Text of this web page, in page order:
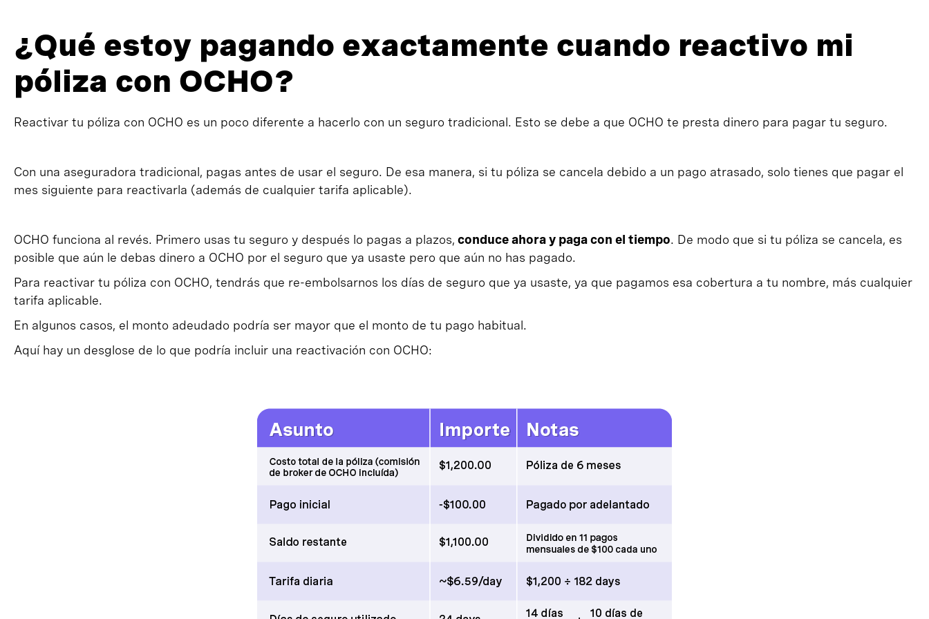
¿Qué estoy pagando exactamente cuando reactivo mi
póliza con OCHO?
Reactivar tu póliza con OCHO es un poco diferente a hacerlo con un seguro tradicional. Esto se debe a que OCHO te presta dinero para pagar tu seguro.
Con una aseguradora tradicional, pagas antes de usar el seguro. De esa manera, si tu póliza se cancela debido a un pago atrasado, solo tienes que pagar el
mes siguiente para reactivarla (además de cualquier tarifa aplicable).
OCHO funciona al revés. Primero usas tu seguro y después lo pagas a plazos, conduce ahora y paga con el tiempo. De modo que si tu póliza se cancela, es
posible que aún le debas dinero a OCHO por el seguro que ya usaste pero que aún no has pagado.
Para reactivar tu póliza con OCHO, tendrás que re-embolsarnos los días de seguro que ya usaste, ya que pagamos esa cobertura a tu nombre, más cualquier
tarifa aplicable.
En algunos casos, el monto adeudado podría ser mayor que el monto de tu pago habitual.
Aquí hay un desglose de lo que podría incluir una reactivación con OCHO: